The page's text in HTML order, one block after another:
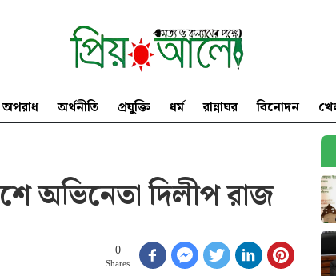
অপরাধ অর্থনীতি প্রযুক্তি ধর্ম রান্নাঘর বিনোদন
অভিনেতা দিলীপ রাজ
0
Shares